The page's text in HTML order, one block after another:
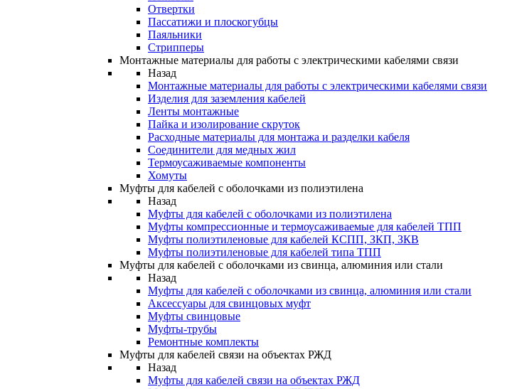
Отвертки
Пассатижи и плоскогубцы
Паяльники
Стрипперы
Монтажные материалы для работы с электрическими кабелями связи
Назад
Монтажные материалы для работы с электрическими кабелями связи
Изделия для заземления кабелей
Ленты монтажные
Пайка и изолирование скруток
Расходные материалы для монтажа и разделки кабеля
Соединители для медных жил
Термоусаживаемые компоненты
Хомуты
Муфты для кабелей с оболочками из полиэтилена
Назад
Муфты для кабелей с оболочками из полиэтилена
Муфты компрессионные и термоусаживаемые для кабелей ТПП
Муфты полиэтиленовые для кабелей КСПП, ЗКП, ЗКВ
Муфты полиэтиленовые для кабелей типа ТПП
Муфты для кабелей с оболочками из свинца, алюминия или стали
Назад
Муфты для кабелей с оболочками из свинца, алюминия или стали
Аксессуары для свинцовых муфт
Муфты свинцовые
Муфты-трубы
Ремонтные комплекты
Муфты для кабелей связи на объектах РЖД
Назад
Муфты для кабелей связи на объектах РЖД